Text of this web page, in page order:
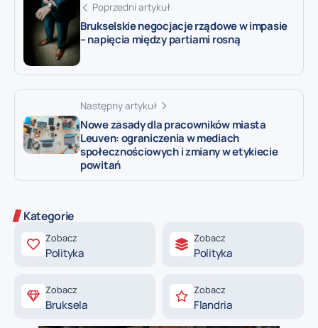
Poprzedni artykuł
Brukselskie negocjacje rządowe w impasie
– napięcia między partiami rosną
Następny artykuł
Nowe zasady dla pracowników miasta
Leuven: ograniczenia w mediach
społecznościowych i zmiany w etykiecie
powitań
Kategorie
Zobacz
Polityka
Zobacz
Polityka
Zobacz
Bruksela
Zobacz
Flandria